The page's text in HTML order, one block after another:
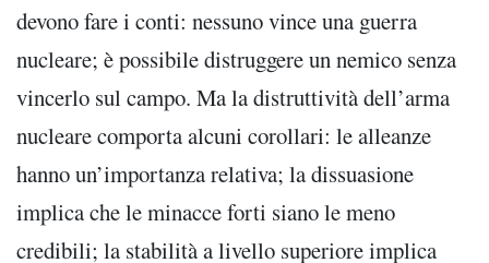
devono fare i conti: nessuno vince una guerra
nucleare; è possibile distruggere un nemico senza
vincerlo sul campo. Ma la distruttività dell’arma
nucleare comporta alcuni corollari: le alleanze
hanno un’importanza relativa; la dissuasione
implica che le minacce forti siano le meno
credibili; la stabilità a livello superiore implica